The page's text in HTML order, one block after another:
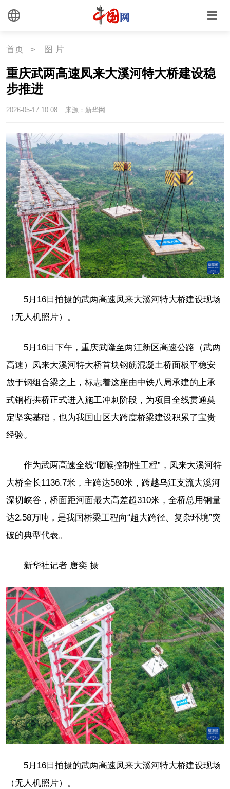
首页 > 图 片
重庆武两高速凤来大溪河特大桥建设稳
步推进
2026-05-17 10:08 来源：新华网
5月16日拍摄的武两高速凤来大溪河特大桥建设现场
（无人机照片）。
5月16日下午，重庆武隆至两江新区高速公路（武两
高速）凤来大溪河特大桥首块钢筋混凝土桥面板平稳安
放于钢组合梁之上，标志着这座由中铁八局承建的上承
式钢桁拱桥正式进入施工冲刺阶段，为项目全线贯通奠
定坚实基础，也为我国山区大跨度桥梁建设积累了宝贵
经验。
作为武两高速全线“咽喉控制性工程”，凤来大溪河特
大桥全长1136.7米，主跨达580米，跨越乌江支流大溪河
深切峡谷，桥面距河面最大高差超310米，全桥总用钢量
达2.58万吨，是我国桥梁工程向“超大跨径、复杂环境”突
破的典型代表。
新华社记者 唐奕 摄
5月16日拍摄的武两高速凤来大溪河特大桥建设现场
（无人机照片）。